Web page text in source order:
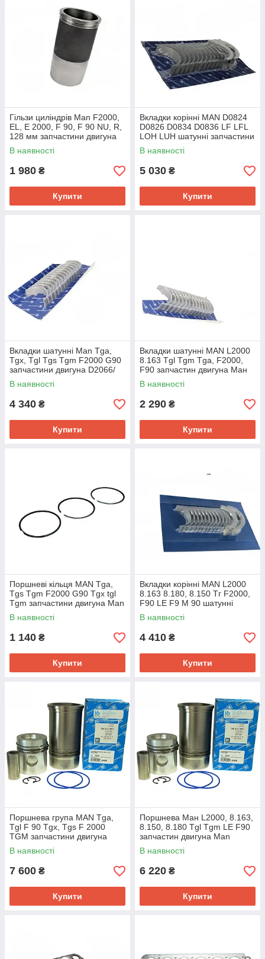
Гільзи циліндрів Man F2000,
EL, E 2000, F 90, F 90 NU, R,
128 мм запчастини двигуна
D2866 D2865 89518110
В наявності
1 980 ₴
Купити
Вкладки корінні MAN D0824
D0826 D0834 D0836 LF LFL
LOH LUH шатунні запчастини
двигуна Ман Тга
В наявності
5 030 ₴
Купити
Вкладки шатунні Man Tga,
Tgx, Tgl Tgs Tgm F2000 G90
запчастини двигуна D2066/
D2676/ D2866/ D2876
77682600
В наявності
4 340 ₴
Купити
Вкладки шатунні MAN L2000
8.163 Tgl Tgm Tga, F2000,
F90 запчастин двигуна Ман
D0826
В наявності
2 290 ₴
Купити
Поршневі кільця MAN Tga,
Tgs Tgm F2000 G90 Tgx tgl
Tgm запчастини двигуна Man
В наявності
1 140 ₴
Купити
Вкладки корінні MAN L2000
8.163 8.180, 8.150 Тг F2000,
F90 LE F9 M 90 шатунні
запчастини для двигуна MAN
В наявності
4 410 ₴
Купити
Поршнева група MAN Tga,
Tgl F 90 Tgx, Tgs F 2000
TGM запчастини двигуна
Man гільза+поршень
В наявності
7 600 ₴
Купити
Поршнева Ман L2000, 8.163,
8.150, 8.180 Tgl Tgm LE F90
запчастин двигуна Man
гільза+поршень
В наявності
6 220 ₴
Купити